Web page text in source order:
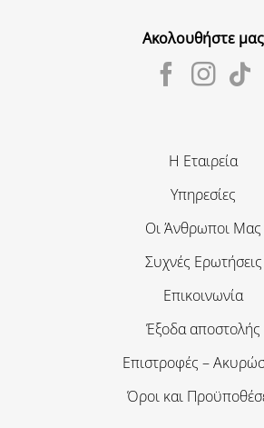
Ακολουθήστε μας
Η Εταιρεία
Υπηρεσίες
Οι Άνθρωποι Μας
Συχνές Ερωτήσεις
Επικοινωνία
Έξοδα αποστολής
Επιστροφές –
Όροι και